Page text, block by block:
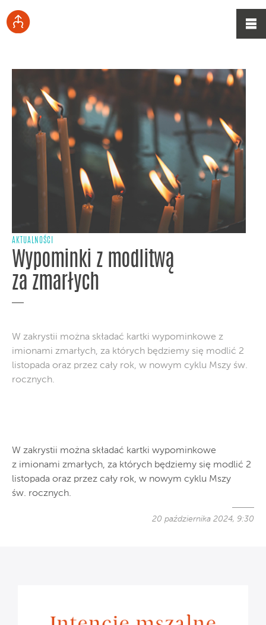
AKTUALNOŚCI
Wypominki z modlitwą
za zmarłych
W zakrystii można składać kartki wypominkowe z
imionami zmarłych, za których będziemy się modlić 2
listopada oraz przez cały rok, w nowym cyklu Mszy św.
rocznych.
W zakrystii można składać kartki wypominkowe
z imionami zmarłych, za których będziemy się modlić 2
listopada oraz przez cały rok, w nowym cyklu Mszy
św. rocznych.
20 października 2024, 9:30